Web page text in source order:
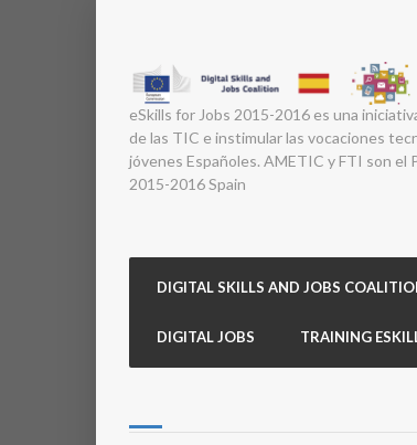
eSkills for Jobs 2015-2016 es una
de las TIC e instimular las vocaciones
jóvenes Españoles. AMETIC y FTI son el
2015-2016 Spain
DIGITAL SKILLS AND JOBS
DIGITAL JOBS TRAINING